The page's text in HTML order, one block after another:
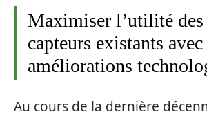
Maximiser l’utilité
capteurs existants avec
améliorations
Au cours de la dernière